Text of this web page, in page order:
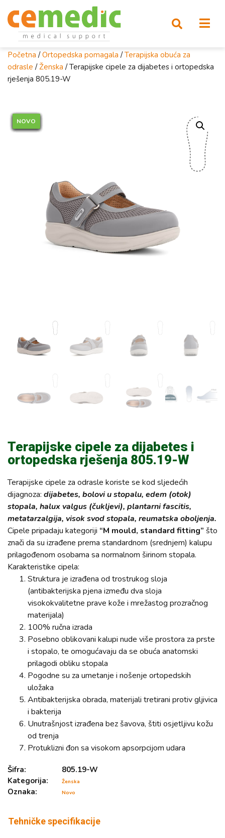
Početna /Ortopedska pomagala /Terapijska obuća za
odrasle /Ženska / Terapijske cipele za dijabetes i ortopedska
rješenja 805.19-W
NOVO
NOVO
NOVO
NOVO
NOVO
NOVO
NOVO
NOVO
Terapijske cipele za dijabetes i
ortopedska rješenja 805.19-W
Terapijske cipele za odrasle koriste se kod sljedećih
dijagnoza: dijabetes, bolovi u stopalu, edem (otok)
stopala, halux valgus (čukljevi), plantarni fascitis,
metatarzalgija, visok svod stopala, reumatska oboljenja.
Cipele pripadaju kategoriji “M mould, standard fitting” što
znači da su izrađene prema standardnom (srednjem) kalupu
prilagođenom osobama sa normalnom širinom stopala.
Karakteristike cipela:
Struktura je izrađena od trostrukog sloja
(antibakterijska pjena između dva sloja
visokokvalitetne prave kože i mrežastog prozračnog
materijala)
100% ručna izrada
Posebno oblikovani kalupi nude više prostora za prste
i stopalo, te omogućavaju da se obuća anatomski
prilagodi obliku stopala
Pogodne su za umetanje i nošenje ortopedskih
uložaka
Antibakterijska obrada, materijali tretirani protiv gljivica
i bakterija
Unutrašnjost izrađena bez šavova, štiti osjetljivu kožu
od trenja
Protuklizni đon sa visokom apsorpcijom udara
Šifra:
805.19-W
Kategorija:
Ženska
Oznaka: Novo
Tehničke specifikacije